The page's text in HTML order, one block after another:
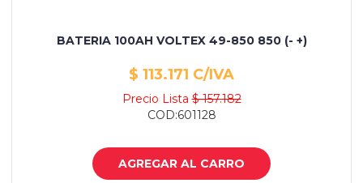
BATERIA 100AH VOLTEX 49-850 850 (- +)
$ 113.171 C/IVA
Precio Lista$ 157.182
COD:601128
AGREGAR AL CARRO